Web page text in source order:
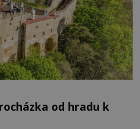
od hradu k